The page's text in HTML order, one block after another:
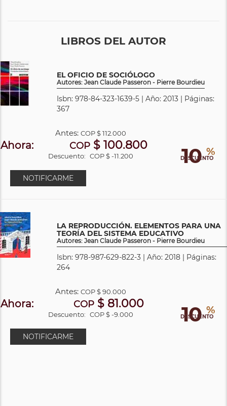
LIBROS DEL AUTOR
EL OFICIO DE SOCIÓLOGO
Autores: Jean Claude Passeron - Pierre Bourdieu
Isbn: 978-84-323-1639-5 | Año: 2013 | Páginas:
367
10 %
DESCUENTO
Antes:COP$ 112.000
Ahora: COP $ 100.800
Descuento: COP $ -11.200
NOTIFICARME
LA REPRODUCCIÓN. ELEMENTOS PARA UNA
TEORÍA DEL SISTEMA EDUCATIVO
Autores: Jean Claude Passeron - Pierre Bourdieu
Isbn: 978-987-629-822-3 | Año: 2018 | Páginas:
264
10 %
DESCUENTO
Antes:COP$ 90.000
Ahora: COP$ 81.000
Descuento: COP $ -9.000
NOTIFICARME